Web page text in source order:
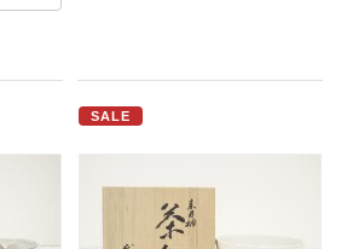
SALE